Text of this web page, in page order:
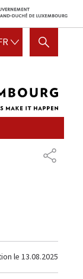
FRANÇAIS
AFFICHER / MASQUER LA
le 13.08.2025